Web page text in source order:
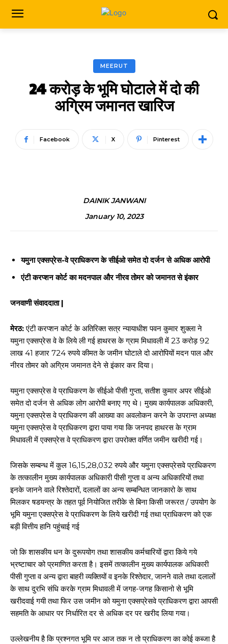
MEERUT
24 करोड़ के भूमि घोटाले में दो की
अग्रिम जमानत खारिज
Facebook X Pinterest
DAINIK JANWANI
January 10, 2023
यमुना एक्सप्रेस-वे प्राधिकरण के सीईओ समेत दो दर्जन से अधिक आरोपी
एंटी करप्शन कोर्ट का मदनपाल और नीरव तोमर को जमानत से इंकार
जनवाणी संवाददाता |
मेरठ:एंटी करप्शन कोर्ट के अतिरिक्त सत्र न्यायाधीश पवन कुमार शुक्ला ने
यमुना एक्सप्रेस वे के लिये ली गई हाथरस के ग्राम मिधावली में 23 करोड़ 92
लाख 41 हजार 724 रुपये कीमत के जमीन घोटाले दो आरोपियों मदन पाल और
नीरव तोमर को अग्रिम जमानत देने से इंकार कर दिया।
यमुना एक्सप्रेस वे प्राधिकरण के सीईओ पीसी गुप्ता, सतीश कुमार अपर सीईओ
समेत दो दर्जन से अधिक लोग आरोपी बनाए गए थे। मुख्य कार्यपालक अधिकारी,
यमुना एक्सप्रेस वे प्राधिकरण की आख्या का अवलोकन करने के उपरान्त अध्यक्ष
यमुना एक्सप्रेस वे प्राधिकरण द्वारा पाया गया कि जनपद हाथरस के ग्राम
मिधावली में एक्सप्रेस वे प्राधिकरण द्वारा उपरोक्त वर्णित जमीन खरीदी गई।
जिसके सम्बन्ध में कुल 16,15,28,032 रुपये और यमुना एक्सप्रेसवे प्राधिकरण
के तत्कालीन मुख्य कार्यपालक अधिकारी पीसी गुप्ता व अन्य अधिकारियों तथा
इनके जानने वाले रिश्तेदारों, दलालों का अन्य सम्बन्धित जानकारो के साथ
मिलकर षडयन्त्र के तहत पूर्व नियोजित तरीके से बिना किसी जरूरत / उपयोग के
भूमि यमुना एक्सप्रेस वे प्राधिकरण के लिये खरीदी गई तथा प्राधिकरण को एक
बड़ी वित्तीय हानि पहुंचाई गई
जो कि शासकीय धन के दुरूपयोग तथा शासकीय कर्मचारियों द्वारा किये गये
भ्रष्टाचार को प्रमाणित करता है। इसमें तत्कालीन मुख्य कार्यपालक अधिकारी
पीसी गुप्ता व अन्य द्वारा बाहरी व्यक्तियों व इनके रिश्तेदार, जानने वाले तथा दलालों
के साथ दुरभि संधि करके ग्राम मिधावली में जगह-जगह किसानो से भूमि
खरीदवाई गयी तथा फिर उस जमीन को यमुना एक्सप्रेसवे प्राधिकरण द्वारा आपसी
सहमति के आधार पर निर्धारित दर से अधिक दर पर खरीद लिया गया।
उल्लेखनीय है कि प्रश्नगत भूमि पर आज तक न तो प्राधिकरण का कोई कब्जा है